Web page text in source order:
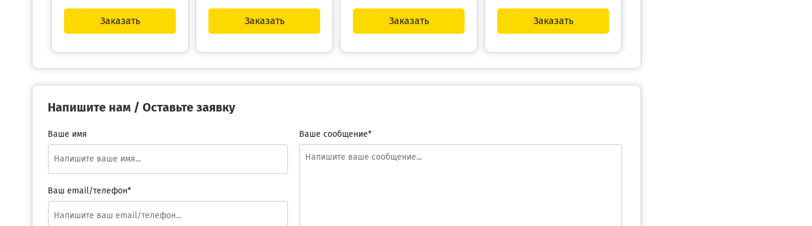
Заказать Заказать Заказать Заказать
Напишите нам / Оставьте заявку
Ваше имя
Ваш email/телефон*
Ваше сообщение*